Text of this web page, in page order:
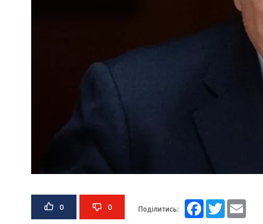
0 0 Поділитись: FacebookTwitter